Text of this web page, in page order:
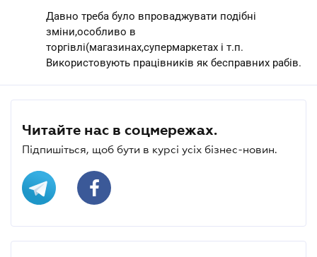
Давно треба було впроваджувати подібні
зміни,особливо в
торгівлі(магазинах,супермаркетах і т.п.
Використовують працівників як бесправних рабів.
Читайте нас в соцмережах.
Підпишіться, щоб бути в курсі усіх бізнес-новин.